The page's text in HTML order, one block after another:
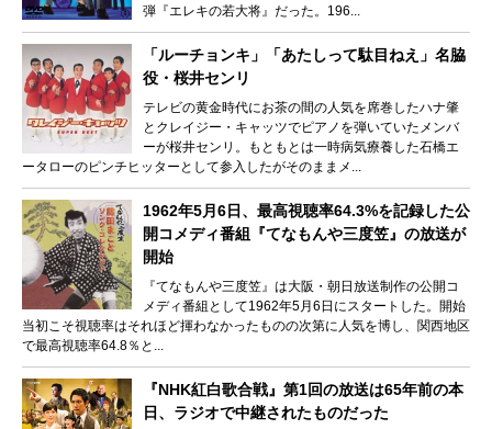
弾『エレキの若大将』だった。196...
「ルーチョンキ」「あたしって駄目ねえ」名脇
役・桜井センリ
テレビの黄金時代にお茶の間の人気を席巻したハナ肇
とクレイジー・キャッツでピアノを弾いていたメンバ
ーが桜井センリ。もともとは一時病気療養した石橋エ
ータローのピンチヒッターとして参入したがそのままメ...
1962年5月6日、最高視聴率64.3%を記録した公
開コメディ番組『てなもんや三度笠』の放送が
開始
『てなもんや三度笠』は大阪・朝日放送制作の公開コ
メディ番組として1962年5月6日にスタートした。開始
当初こそ視聴率はそれほど揮わなかったものの次第に人気を博し、関西地区
で最高視聴率64.8％と...
『NHK紅白歌合戦』第1回の放送は65年前の本
日、ラジオで中継されたものだった